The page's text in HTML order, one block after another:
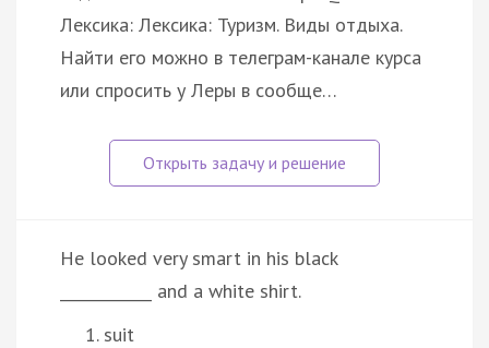
Лексика: Лексика: Туризм. Виды отдыха.
Найти его можно в телеграм-канале курса
или спросить у Леры в сообще…
He looked very smart in his black
____________ and a white shirt.
suit